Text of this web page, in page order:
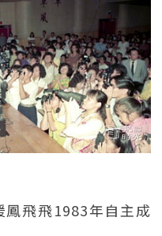
飛飛1983年自主成